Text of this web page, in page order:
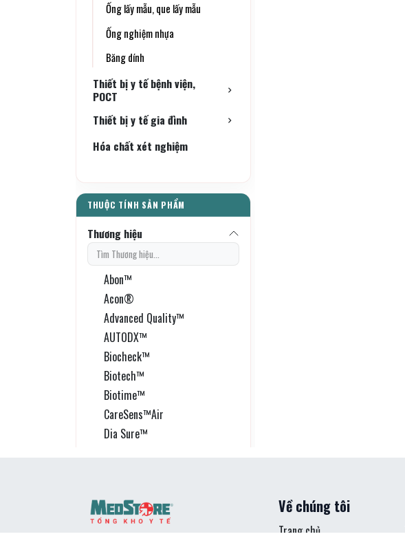
Ống lấy mẫu, que lấy mẫu
Ống nghiệm nhựa
Băng dính
Thiết bị y tế bệnh viện,
POCT
Thiết bị y tế gia đình
Hóa chất xét nghiệm
Thương hiệu
Abon™
Acon®
Advanced Quality™
AUTODX™
Biocheck™
Biotech™
Biotime™
CareSens™Air
Dia Sure™
Epithod®616
Về chúng tôi
Trang chủ